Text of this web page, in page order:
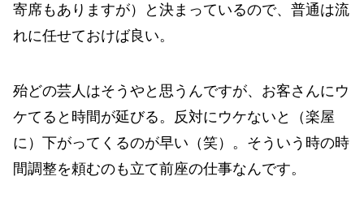
寄席もありますが）と決まっているので、普通は流
れに任せておけば良い。
殆どの芸人はそうやと思うんですが、お客さんにウ
ケてると時間が延びる。反対にウケないと（楽屋
に）下がってくるのが早い（笑）。そういう時の時
間調整を頼むのも立て前座の仕事なんです。